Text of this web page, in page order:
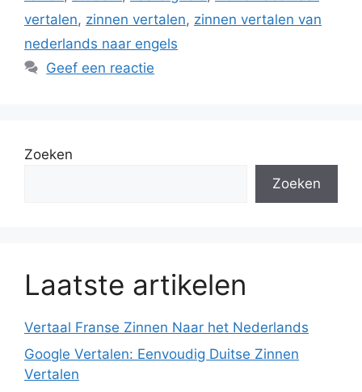
vertalen, zinnen vertalen, zinnen vertalen van
nederlands naar engels
Geef een reactie
Zoeken
Zoeken
Laatste artikelen
Vertaal Franse Zinnen Naar het Nederlands
Google Vertalen: Eenvoudig Duitse Zinnen
Vertalen